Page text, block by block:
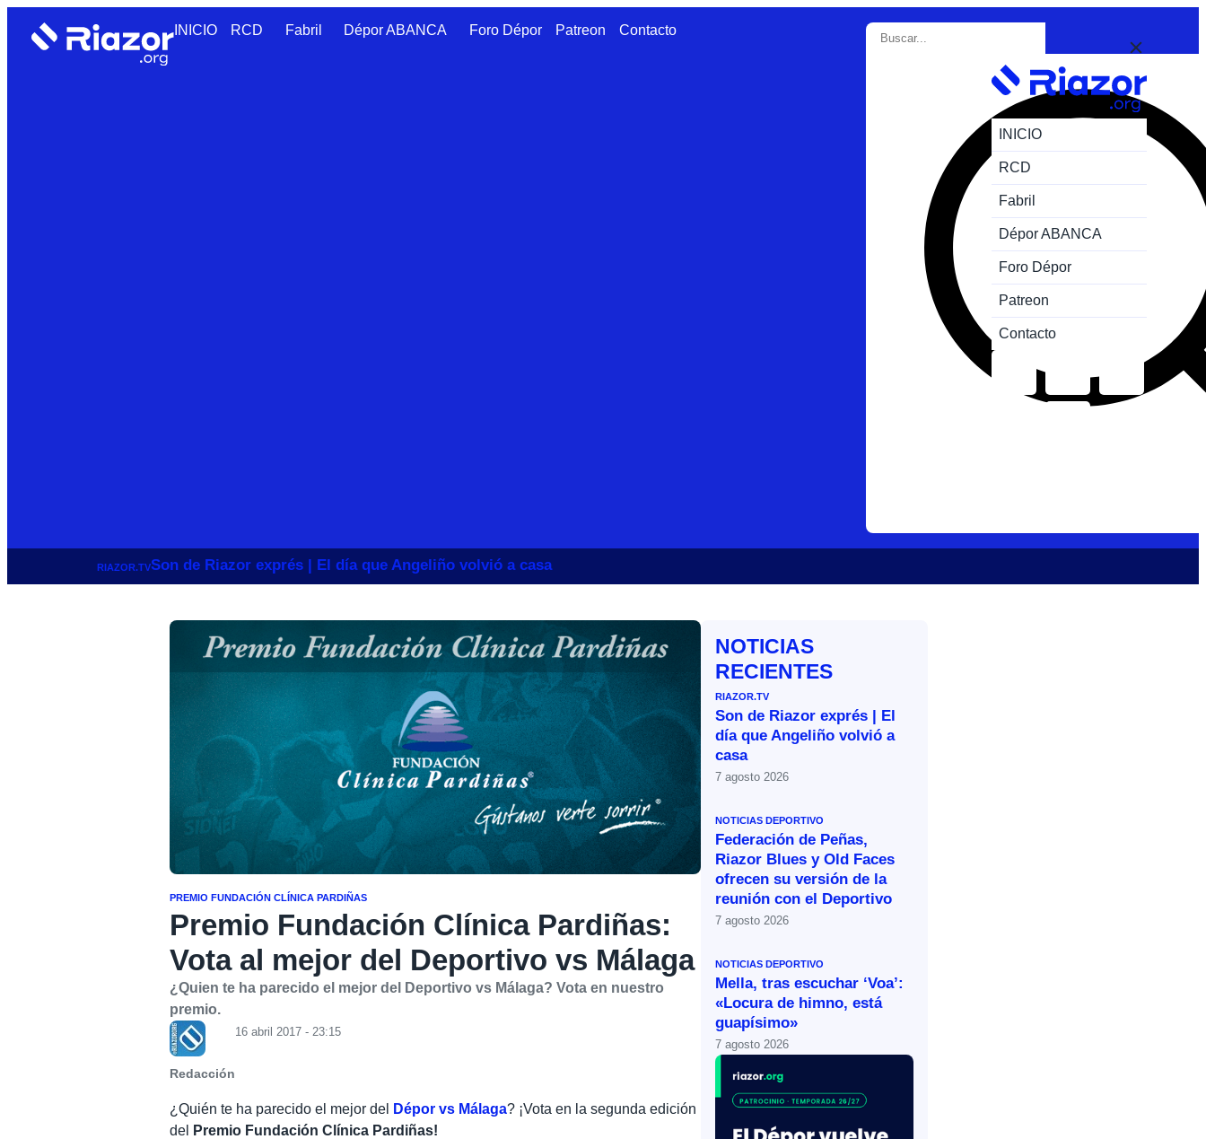
INICIO RCD Fabril Dépor ABANCA Foro Dépor Patreon Contacto
INICIO
RCD
Fabril
Dépor ABANCA
Foro Dépor
Patreon
Contacto
RIAZOR.TVSon de Riazor exprés | El día que Angeliño volvió a casa
PREMIO FUNDACIÓN CLÍNICA PARDIÑAS
Premio Fundación Clínica Pardiñas:
Vota al mejor del Deportivo vs Málaga
¿Quien te ha parecido el mejor del Deportivo vs Málaga? Vota en nuestro
premio.
Redacción
16 abril 2017 - 23:15
¿Quién te ha parecido el mejor del Dépor vs Málaga? ¡Vota en la segunda edición
del
Premio Fundación Clínica Pardiñas!
NOTICIAS
RECIENTES
RIAZOR.TV
Son de Riazor exprés | El
día que Angeliño volvió a
casa
7 agosto 2026
NOTICIAS DEPORTIVO
Federación de Peñas,
Riazor Blues y Old Faces
ofrecen su versión de la
reunión con el Deportivo
7 agosto 2026
NOTICIAS DEPORTIVO
Mella, tras escuchar ‘Voa’:
«Locura de himno, está
guapísimo»
7 agosto 2026